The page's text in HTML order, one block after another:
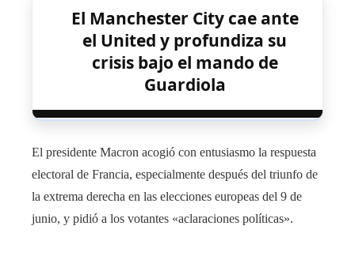
El Manchester City cae ante
el United y profundiza su
crisis bajo el mando de
Guardiola
El presidente Macron acogió con entusiasmo la respuesta
electoral de Francia, especialmente después del triunfo de
la extrema derecha en las elecciones europeas del 9 de
junio, y pidió a los votantes «aclaraciones políticas».